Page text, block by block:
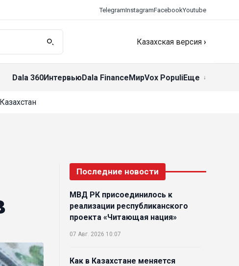
TelegramInstagramFacebookYoutube
Казахская версия ›
Dala 360ИнтервьюDala FinanceМирVox PopuliЕще
Последние новости
МВД РК присоединилось к
реализации республиканского
проекта «Читающая нация»
07 Авг. 2026 10:07
Как в Казахстане меняется